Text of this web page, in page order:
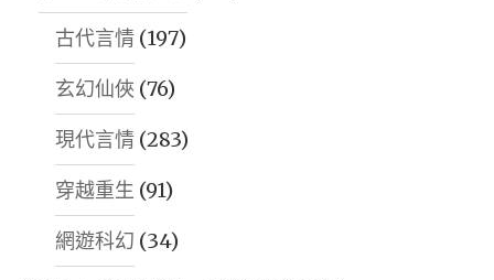
古代言情 (197)
玄幻仙俠 (76)
現代言情 (283)
穿越重生 (91)
網遊科幻 (34)